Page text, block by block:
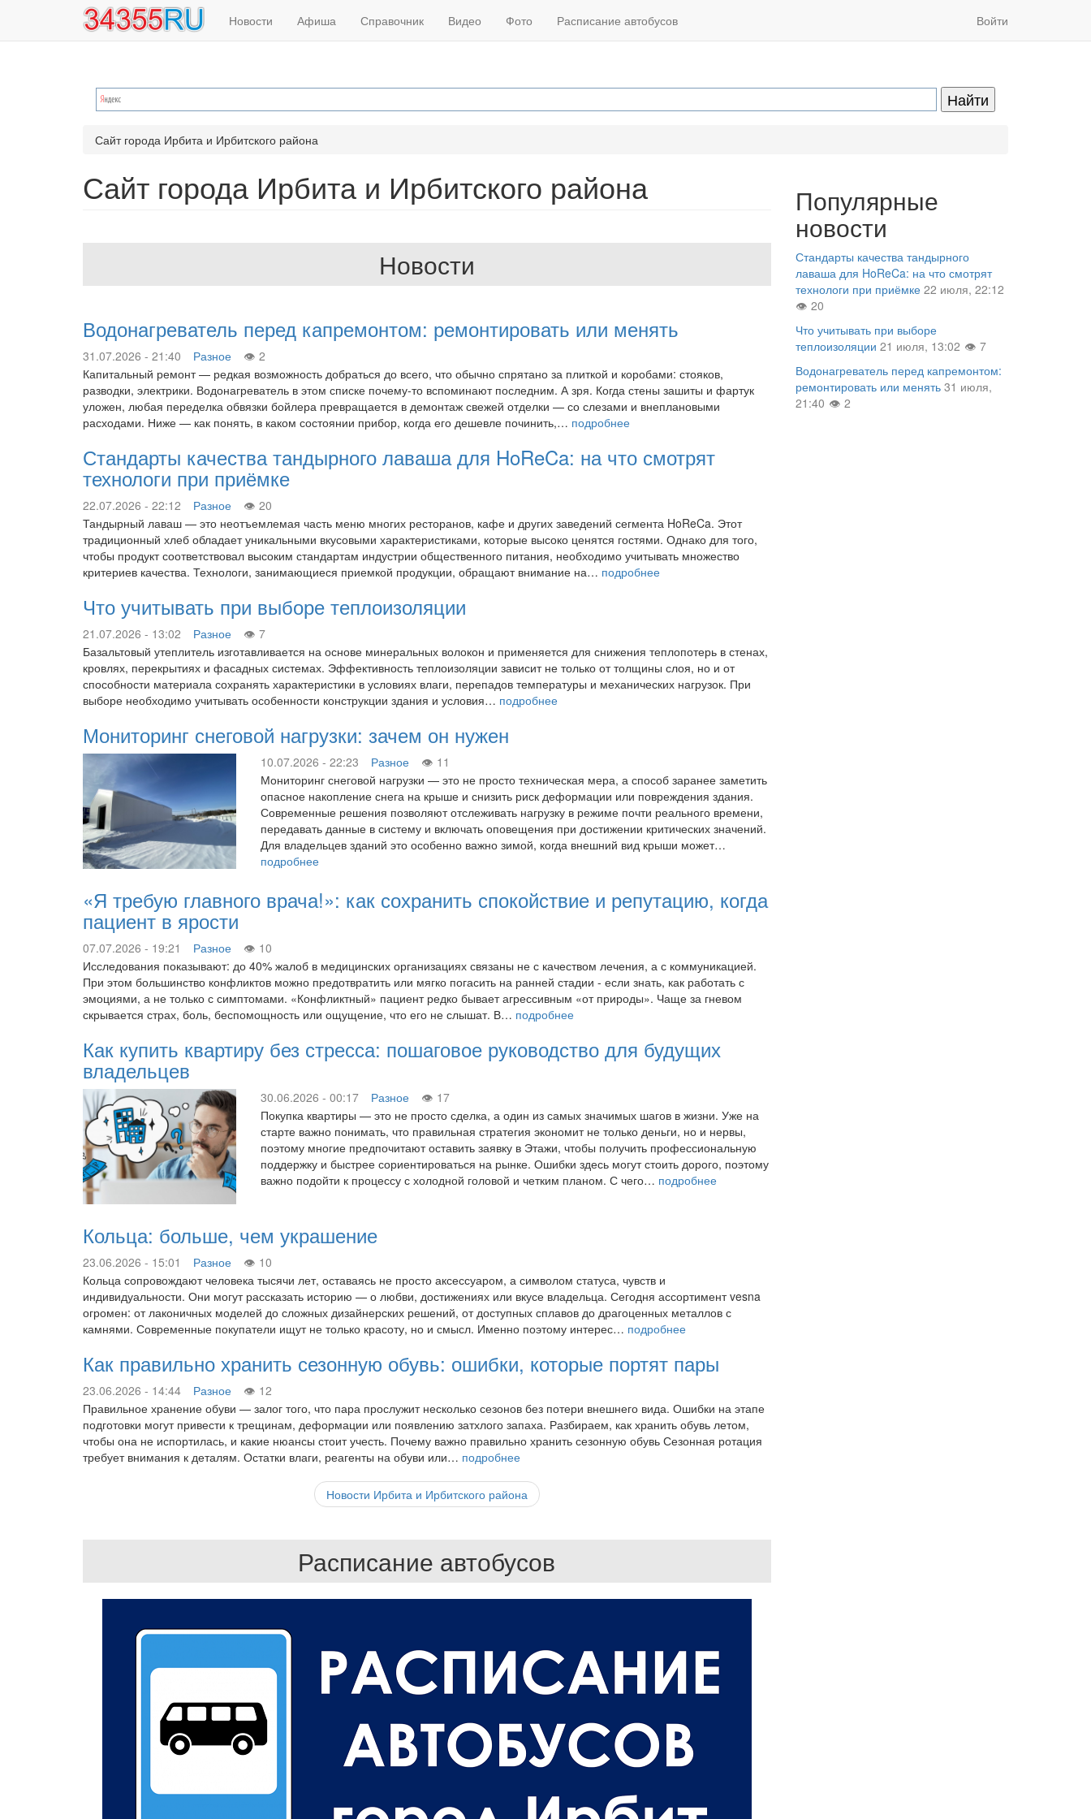
основному
Основная
навигация
Новости Афиша Справочник Видео Фото Расписание автобусов
Меню
учётной
пользователя
Войти
Сайт города Ирбита и Ирбитского района
Сайт города Ирбита и Ирбитского района
Новости
Водонагреватель перед капремонтом: ремонтировать или менять
31.07.2026 - 21:40 Разное
2
Капитальный ремонт — редкая возможность добраться до всего, что обычно спрятано за плиткой и коробами: стояков,
разводки, электрики. Водонагреватель в этом списке почему-то вспоминают последним. А зря. Когда стены зашиты и фартук
уложен, любая переделка обвязки бойлера превращается в демонтаж свежей отделки — со слезами и внеплановыми
расходами. Ниже — как понять, в каком состоянии прибор, когда его дешевле починить,… подробнее
Стандарты качества тандырного лаваша для HoReCa: на что смотрят
технологи при приёмке
22.07.2026 - 22:12 Разное
20
Тандырный лаваш — это неотъемлемая часть меню многих ресторанов, кафе и других заведений сегмента HoReCa. Этот
традиционный хлеб обладает уникальными вкусовыми характеристиками, которые высоко ценятся гостями. Однако для того,
чтобы продукт соответствовал высоким стандартам индустрии общественного питания, необходимо учитывать множество
критериев качества. Технологи, занимающиеся приемкой продукции, обращают внимание на… подробнее
Что учитывать при выборе теплоизоляции
21.07.2026 - 13:02 Разное
7
Базальтовый утеплитель изготавливается на основе минеральных волокон и применяется для снижения теплопотерь в стенах,
кровлях, перекрытиях и фасадных системах. Эффективность теплоизоляции зависит не только от толщины слоя, но и от
способности материала сохранять характеристики в условиях влаги, перепадов температуры и механических нагрузок. При
выборе необходимо учитывать особенности конструкции здания и условия… подробнее
Мониторинг снеговой нагрузки: зачем он нужен
10.07.2026 - 22:23 Разное
11
Мониторинг снеговой нагрузки — это не просто техническая мера, а способ заранее заметить
опасное накопление снега на крыше и снизить риск деформации или повреждения здания.
Современные решения позволяют отслеживать нагрузку в режиме почти реального времени,
передавать данные в систему и включать оповещения при достижении критических значений.
Для владельцев зданий это особенно важно зимой, когда внешний вид крыши может…
подробнее
«Я требую главного врача!»: как сохранить спокойствие и репутацию, когда
пациент в ярости
07.07.2026 - 19:21 Разное
10
Исследования показывают: до 40% жалоб в медицинских организациях связаны не с качеством лечения, а с коммуникацией.
При этом большинство конфликтов можно предотвратить или мягко погасить на ранней стадии - если знать, как работать с
эмоциями, а не только с симптомами. «Конфликтный» пациент редко бывает агрессивным «от природы». Чаще за гневом
скрывается страх, боль, беспомощность или ощущение, что его не слышат. В… подробнее
Как купить квартиру без стресса: пошаговое руководство для будущих
владельцев
30.06.2026 - 00:17 Разное
17
Покупка квартиры — это не просто сделка, а один из самых значимых шагов в жизни. Уже на
старте важно понимать, что правильная стратегия экономит не только деньги, но и нервы,
поэтому многие предпочитают оставить заявку в Этажи, чтобы получить профессиональную
поддержку и быстрее сориентироваться на рынке. Ошибки здесь могут стоить дорого, поэтому
важно подойти к процессу с холодной головой и четким планом. С чего… подробнее
Кольца: больше, чем украшение
23.06.2026 - 15:01 Разное
10
Кольца сопровождают человека тысячи лет, оставаясь не просто аксессуаром, а символом статуса, чувств и
индивидуальности. Они могут рассказать историю — о любви, достижениях или вкусе владельца. Сегодня ассортимент vesna
огромен: от лаконичных моделей до сложных дизайнерских решений, от доступных сплавов до драгоценных металлов с
камнями. Современные покупатели ищут не только красоту, но и смысл. Именно поэтому интерес… подробнее
Как правильно хранить сезонную обувь: ошибки, которые портят пары
23.06.2026 - 14:44 Разное
12
Правильное хранение обуви — залог того, что пара прослужит несколько сезонов без потери внешнего вида. Ошибки на этапе
подготовки могут привести к трещинам, деформации или появлению затхлого запаха. Разбираем, как хранить обувь летом,
чтобы она не испортилась, и какие нюансы стоит учесть. Почему важно правильно хранить сезонную обувь Сезонная ротация
требует внимания к деталям. Остатки влаги, реагенты на обуви или… подробнее
Новости Ирбита и Ирбитского района
Расписание автобусов
Популярные
новости
Стандарты качества тандырного
лаваша для HoReCa: на что смотрят
технологи при приёмке 22 июля, 22:12
20
Что учитывать при выборе
теплоизоляции 21 июля, 13:02
7
Водонагреватель перед капремонтом:
ремонтировать или менять 31 июля,
21:40
2